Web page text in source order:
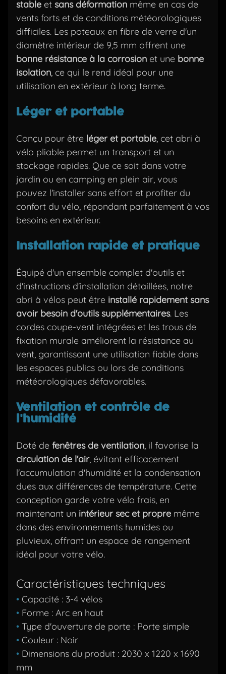
stable et sans déformation même en cas de
vents forts et de conditions météorologiques
difficiles. Les poteaux en fibre de verre d'un
diamètre intérieur de 9,5 mm offrent une
bonne résistance à la corrosion et une bonne
isolation, ce qui le rend idéal pour une
utilisation en extérieur à long terme.
Léger et portable
Conçu pour être léger et portable, cet abri à
vélo pliable permet un transport et un
stockage rapides. Que ce soit dans votre
jardin ou en camping en plein air, vous
pouvez l'installer sans effort et profiter du
confort du vélo, répondant parfaitement à vos
besoins en extérieur.
Installation rapide et pratique
Équipé d'un ensemble complet d'outils et
d'instructions d'installation détaillées, notre
abri à vélos peut être installé rapidement sans
avoir besoin d'outils supplémentaires. Les
cordes coupe-vent intégrées et les trous de
fixation murale améliorent la résistance au
vent, garantissant une utilisation fiable dans
les espaces publics ou lors de conditions
météorologiques défavorables.
Ventilation et contrôle de
l'humidité
Doté de fenêtres de ventilation, il favorise la
circulation de l'air, évitant efficacement
l'accumulation d'humidité et la condensation
dues aux différences de température. Cette
conception garde votre vélo frais, en
maintenant un intérieur sec et propre même
dans des environnements humides ou
pluvieux, offrant un espace de rangement
idéal pour votre vélo.
Caractéristiques techniques
• Capacité : 3-4 vélos
• Forme : Arc en haut
• Type d'ouverture de porte : Porte simple
• Couleur : Noir
• Dimensions du produit : 2030 x 1220 x 1690
mm